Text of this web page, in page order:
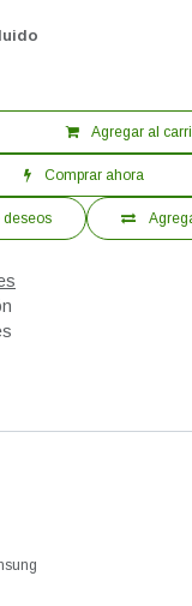
Agregar al
Comprar ahora
deseos